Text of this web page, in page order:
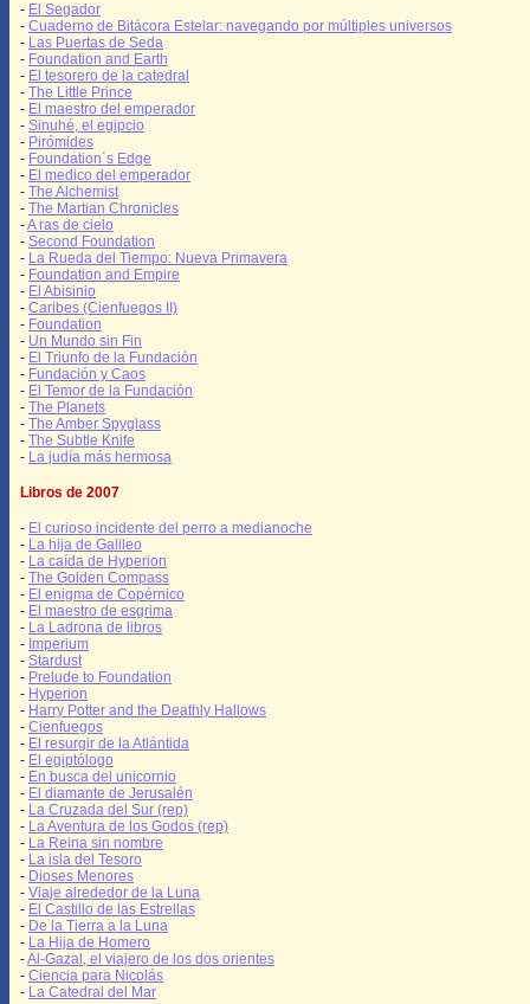
- El Segador
- Cuaderno de Bitácora Estelar: navegando por múltiples universos
- Las Puertas de Seda
- Foundation and Earth
- El tesorero de la catedral
- The Little Prince
- El maestro del emperador
- Sinuhé, el egipcio
- Pirómides
- Foundation´s Edge
- El medico del emperador
- The Alchemist
- The Martian Chronicles
-A ras de cielo
- Second Foundation
- La Rueda del Tiempo: Nueva Primavera
- Foundation and Empire
- El Abisinio
- Caribes (Cienfuegos II)
- Foundation
- Un Mundo sin Fin
- El Triunfo de la Fundación
- Fundación y Caos
- El Temor de la Fundación
- The Planets
- The Amber Spyglass
- The Subtle Knife
- La judía más hermosa
Libros de 2007
- El curioso incidente del perro a medianoche
- La hija de Galileo
- La caída de Hyperion
- The Golden Compass
- El enigma de Copérnico
- El maestro de esgrima
- La Ladrona de libros
- Imperium
- Stardust
- Prelude to Foundation
- Hyperion
- Harry Potter and the Deathly Hallows
- Cienfuegos
- El resurgir de la Atlántida
- El egiptólogo
- En busca del unicornio
- El diamante de Jerusalén
- La Cruzada del Sur (rep)
- La Aventura de los Godos (rep)
- La Reina sin nombre
- La isla del Tesoro
- Dioses Menores
- Viaje alrededor de la Luna
- El Castillo de las Estrellas
- De la Tierra a la Luna
- La Hija de Homero
-Al-Gazal, el viajero de los dos orientes
- Ciencia para Nicolás
- La Catedral del Mar